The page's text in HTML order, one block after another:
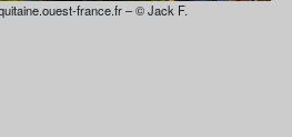
france.fr – © Jack F.